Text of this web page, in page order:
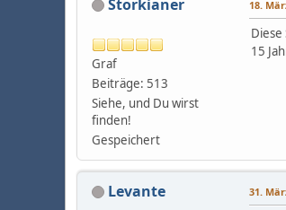
Storkianer
Graf
Beiträge: 513
Siehe, und Du wirst
finden!
Gespeichert
18.
15
Levante 31.